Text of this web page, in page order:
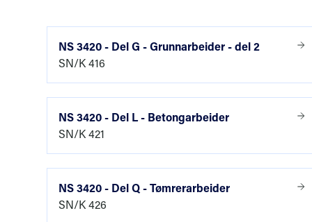
material
I tillegg
NS 3420 - Del G - Grunnarbeider - del 2
SN/K 416
NS 3420 - Del L - Betongarbeider
SN/K 421
NS 3420 - Del Q - Tømrerarbeider
SN/K 426